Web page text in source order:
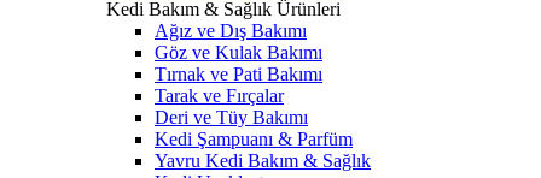
Kedi Bakım & Sağlık Ürünleri
Ağız ve Dış Bakımı
Göz ve Kulak Bakımı
Tırnak ve Pati Bakımı
Tarak ve Fırçalar
Deri ve Tüy Bakımı
Kedi Şampuanı & Parfüm
Yavru Kedi Bakım & Sağlık